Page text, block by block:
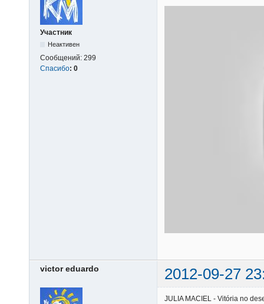
Участник
Неактивен
Сообщений: 299
Спасибо: 0
victor eduardo 2012-09-27
JULIA MACIEL - Vitória no